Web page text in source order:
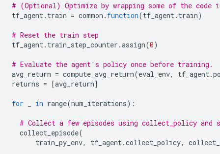
# (Optional) Optimize by wrapping some of the
tf_agent . train = common . function(tf_agent . train)
# Reset the train step
tf_agent . train_step_counter .assign(0)
# Evaluate the agent's policy once before training.
avg_return = compute_avg_return(eval_env, tf_agent .
returns = [avg_return]
for in range(num_iterations):
# Collect a few episodes using collect_policy
collect_episode(
train_py_env, tf_agent .collect_policy,